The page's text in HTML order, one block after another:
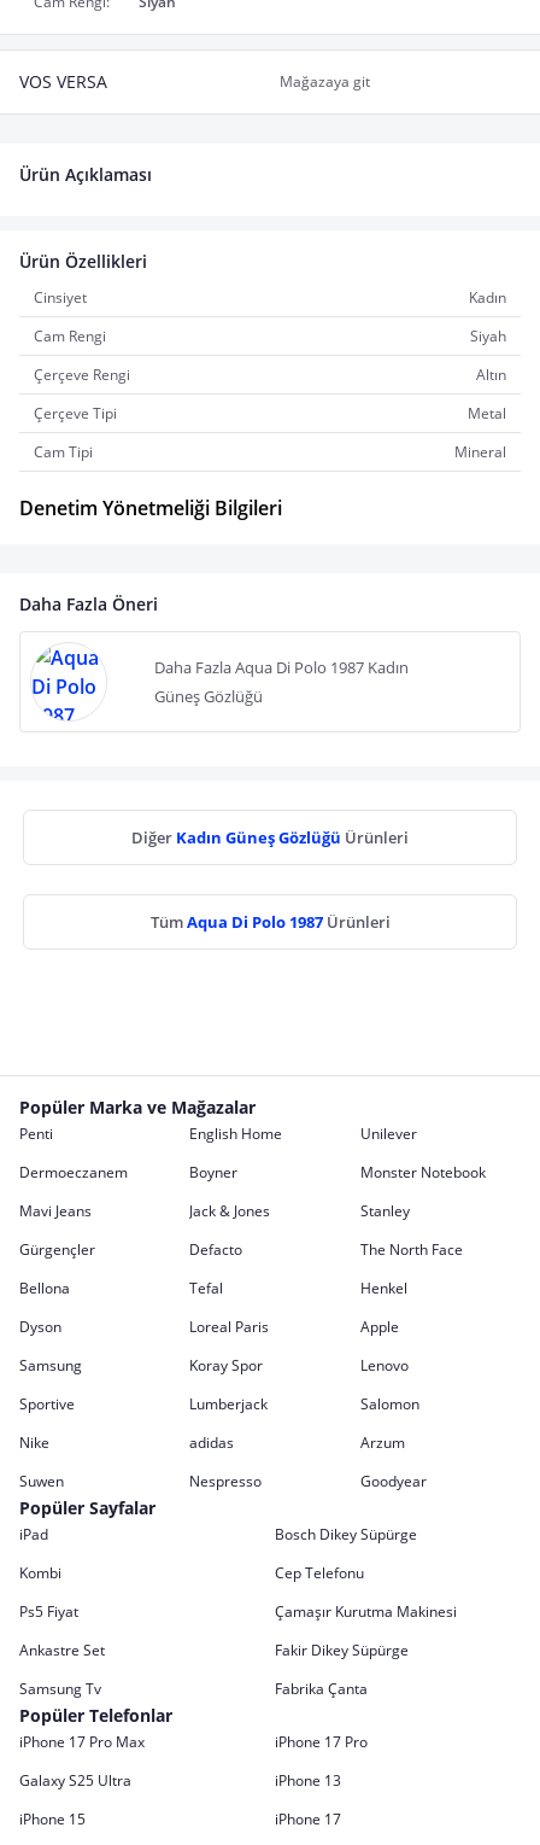
VOS VERSA Mağazaya git
Ürün Açıklaması
Ürün Özellikleri
Cinsiyet
Kadın
Cam Rengi
Siyah
Çerçeve Rengi
Altın
Çerçeve Tipi
Metal
Cam Tipi
Mineral
Denetim Yönetmeliği Bilgileri
Daha Fazla Öneri
Daha Fazla Aqua Di Polo 1987 Kadın
Güneş Gözlüğü
Diğer Kadın Güneş Gözlüğü Ürünleri
TümAqua Di Polo 1987 Ürünleri
Popüler Marka ve Mağazalar
Penti English Home
Unilever
Dermoeczanem
Boyner
Monster Notebook
Mavi Jeans
Jack & Jones
Stanley
Gürgençler
Defacto
The North Face
Bellona
Tefal
Henkel
Dyson
Loreal Paris
Apple
Samsung
Koray Spor
Lenovo
Sportive
Lumberjack
Salomon
Nike
adidas
Arzum
Suwen
Nespresso Goodyear
Popüler Sayfalar
iPad
Bosch Dikey Süpürge
Kombi
Cep Telefonu
Ps5 Fiyat
Çamaşır Kurutma Makinesi
Ankastre Set
Fakir Dikey Süpürge
Samsung Tv
Fabrika Çanta
Popüler Telefonlar
iPhone 17 Pro Max
iPhone 17 Pro
Galaxy S25 Ultra
iPhone 13
iPhone 15
iPhone 17